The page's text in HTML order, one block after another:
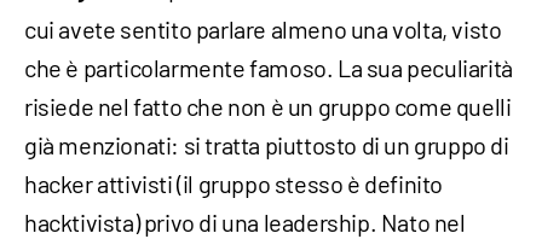
cui avete sentito parlare almeno una volta, visto
che è particolarmente famoso. La sua peculiarità
risiede nel fatto che non è un gruppo come quelli
già menzionati: si tratta piuttosto di un gruppo di
hacker attivisti (il gruppo stesso è definito
hacktivista) privo di una leadership. Nato nel